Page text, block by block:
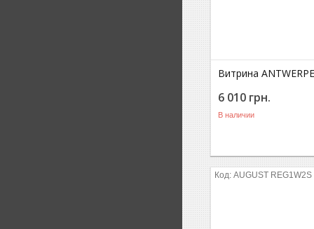
Витрина
6 010 грн.
В наличии
AUGUST REG1W2S